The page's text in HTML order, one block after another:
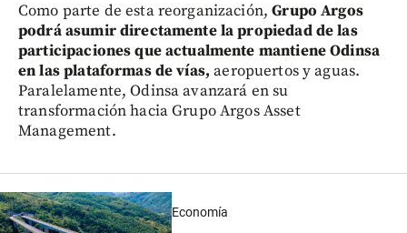
Como parte de esta reorganización, Grupo Argos
podrá asumir directamente la propiedad de las
participaciones que actualmente mantiene Odinsa
en las plataformas de vías, aeropuertos y aguas.
Paralelamente, Odinsa avanzará en su
transformación hacia Grupo Argos Asset
Management.
Economía